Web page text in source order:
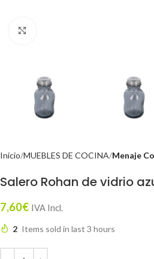
Inicio MUEBLES DE COCINA Menaje
Salero Rohan de vidrio
7,60€ IVA Incl.
2 Items sold in last 3 hours